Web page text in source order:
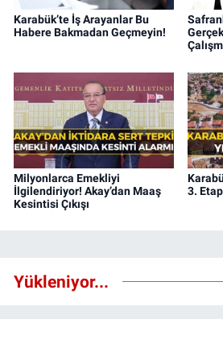
Karabük’te İş Arayanlar Bu
Habere Bakmadan Geçmeyin!
Milyonlarca Emekliyi
İlgilendiriyor! Akay’dan Maaş
Kesintisi Çıkışı
3.
Yükleniyor...